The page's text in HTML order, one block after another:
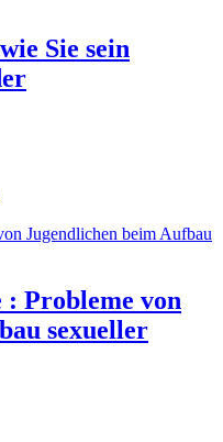
Sie sein
Probleme von
sexueller